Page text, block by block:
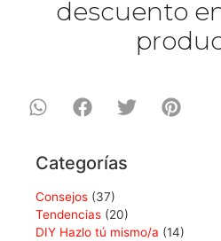
descuento
Categorías
Consejos (37)
Tendencias (20)
DIY Hazlo tú mismo/a (14)